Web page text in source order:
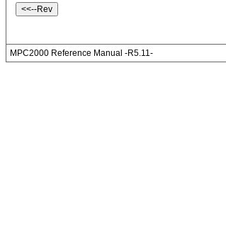
MPC2000 Reference Manual -R5.11-